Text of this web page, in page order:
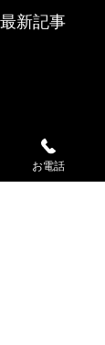
最新記事
お電話